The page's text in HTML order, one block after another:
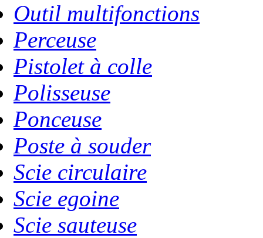
Outil multifonctions
Perceuse
Pistolet à colle
Polisseuse
Ponceuse
Poste à souder
Scie circulaire
Scie egoine
Scie sauteuse